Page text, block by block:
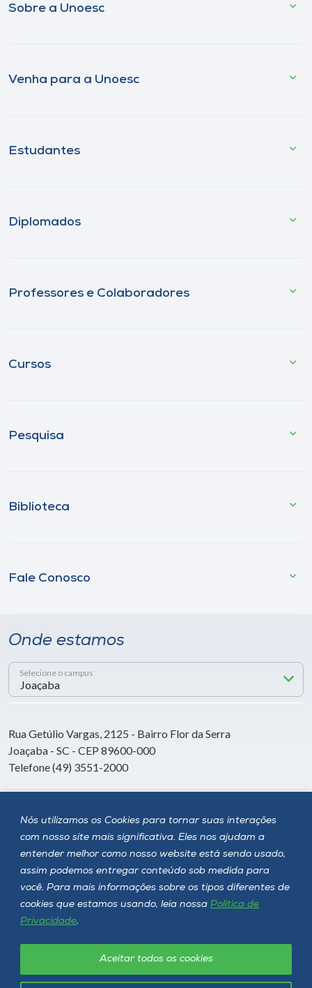
Nós utilizamos os Cookies para tornar suas interações
com nosso site mais significativa. Eles nos ajudam a
entender melhor como nosso website está sendo usado,
assim podemos entregar conteúdo sob medida para
você. Para mais informações sobre os tipos diferentes de
cookies que estamos usando, leia nossa Política de
Privacidade.
Aceitar todos os cookies
Sobre a Unoesc
Venha para a Unoesc
Estudantes
Diplomados
Professores e Colaboradores
Cursos
Pesquisa
Biblioteca
Fale Conosco
Onde estamos
Selecione o campus
Rua Getúlio Vargas, 2125 - Bairro Flor da Serra
Joaçaba - SC - CEP 89600-000
Telefone (49) 3551-2000
Siga a Unoesc
Política de privacidade LGPD